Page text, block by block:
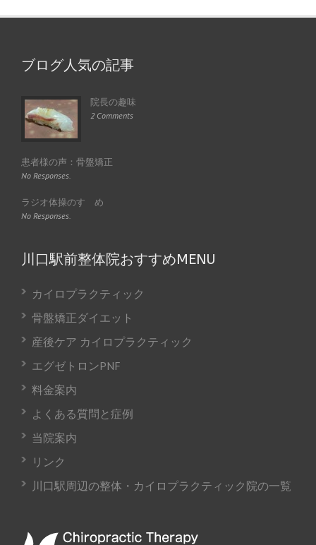
ブログ人気の記事
院長の趣味
2 Comments
患者様の声：骨盤矯正
No Responses.
ラジオ体操のすゝめ
No Responses.
川口駅前整体院おすすめMENU
カイロプラクティック
骨盤矯正ダイエット
産後ケア カイロプラクティック
エグゼトロンPNF
料金案内
よくある質問と症例
当院案内
リンク
川口駅周辺の整体・カイロプラクティック院の一覧